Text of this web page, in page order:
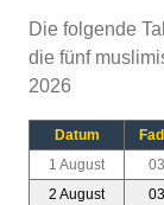
Die folgende
die fünf
2026
Datum
1 August
2 August